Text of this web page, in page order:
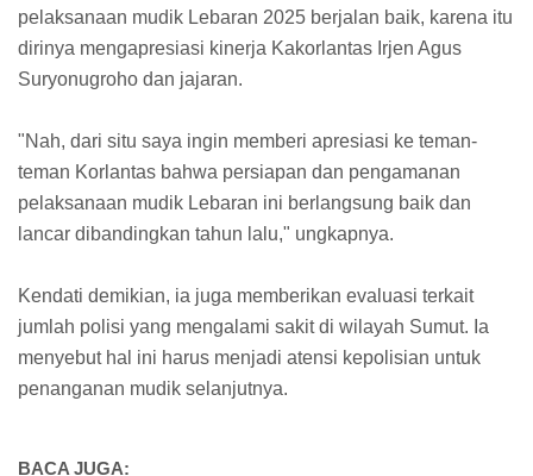
pelaksanaan mudik Lebaran 2025 berjalan baik, karena itu
dirinya mengapresiasi kinerja Kakorlantas Irjen Agus
Suryonugroho dan jajaran.
"Nah, dari situ saya ingin memberi apresiasi ke teman-
teman Korlantas bahwa persiapan dan pengamanan
pelaksanaan mudik Lebaran ini berlangsung baik dan
lancar dibandingkan tahun lalu," ungkapnya.
Kendati demikian, ia juga memberikan evaluasi terkait
jumlah polisi yang mengalami sakit di wilayah Sumut. Ia
menyebut hal ini harus menjadi atensi kepolisian untuk
penanganan mudik selanjutnya.
BACA JUGA: